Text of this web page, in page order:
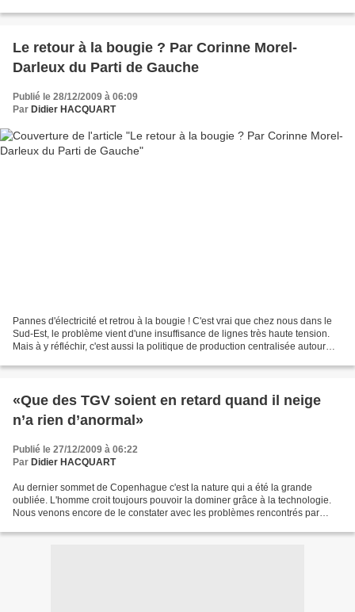
Le retour à la bougie ? Par Corinne Morel-
Darleux du Parti de Gauche
Publié le 28/12/2009 à 06:09
Par Didier HACQUART
Pannes d'électricité et retrou à la bougie ! C'est vrai que chez nous dans le
Sud-Est, le problème vient d'une insuffisance de lignes très haute tension.
Mais à y réfléchir, c'est aussi la politique de production centralisée autour
«Que des TGV soient en retard quand il neige
n’a rien d’anormal»
Publié le 27/12/2009 à 06:22
Par Didier HACQUART
Au dernier sommet de Copenhague c'est la nature qui a été la grande
oubliée. L'homme croit toujours pouvoir la dominer grâce à la technologie.
Nous venons encore de le constater avec les problèmes rencontrés par